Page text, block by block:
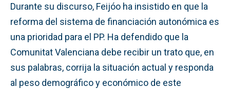
Durante su discurso, Feijóo ha insistido en que la
reforma del sistema de financiación autonómica es
una prioridad para el PP. Ha defendido que la
Comunitat Valenciana debe recibir un trato que, en
sus palabras, corrija la situación actual y responda
al peso demográfico y económico de este